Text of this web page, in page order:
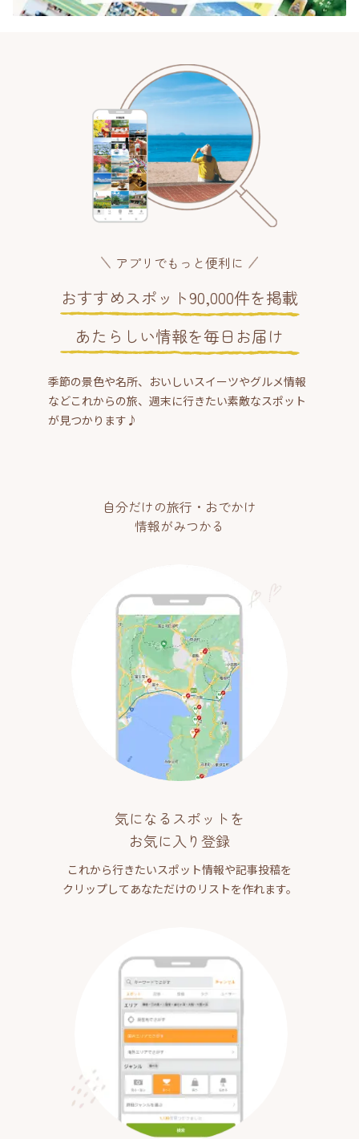
アプリでもっと便利に
おすすめスポット90,000件を掲載
あたらしい情報を毎日お届け
季節の景色や名所、おいしいスイーツやグルメ情報
などこれからの旅、週末に行きたい素敵なスポット
が見つかります♪
自分だけの旅行・おでかけ
情報がみつかる
気になるスポットを
お気に入り登録
これから行きたいスポット情報や記事投稿を
クリップしてあなただけのリストを作れます。